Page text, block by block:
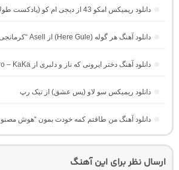
دانلود ریمیکس امکو 43 از دیجی ام کو (پادکست طولانی عاشقانه)
دانلود آهنگ هر گوله (Here Gule) از Asell “کرمانجی با صدای زن”
دانلود آهنگ دختر ایرونی که ناز و دلبری از themehro – KaKa
دانلود ریمیکس سو لاو (پس عشق) از تیک رپ
دانلود آهنگ من طاقتم کمه خودت بمون “هوش
ارسال نظر برای این آهنگ